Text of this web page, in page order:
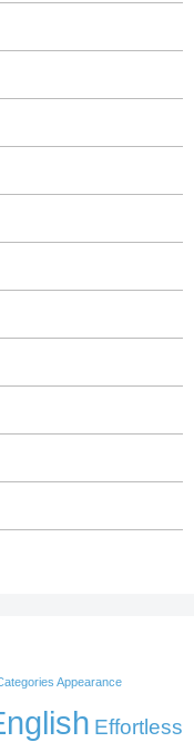
Appearance
Effortless